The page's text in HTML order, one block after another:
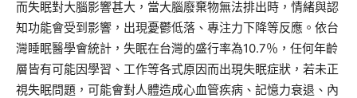
而失眠對大腦影響甚大，當大腦廢棄物無法排出時，情緒與認
知功能會受到影響，出現憂鬱低落、專注力下降等反應。依台
灣睡眠醫學會統計，失眠在台灣的盛行率為10.7％，任何年齡
層皆有可能因學習、工作等各式原因而出現失眠症狀，若未正
視失眠問題，可能會對人體造成心血管疾病、記憶力衰退、內